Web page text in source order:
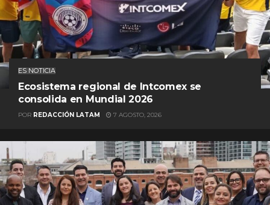
ES NOTICIA
Ecosistema regional de Intcomex se
consolida en Mundial 2026
POR REDACCIÓN LATAM 7 AGOSTO, 2026